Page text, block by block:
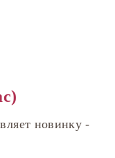
новинку -